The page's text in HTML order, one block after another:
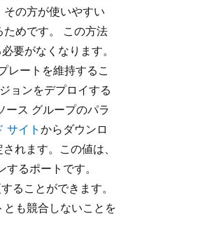
の方が使いやすい
めです。 この方法
要がなくなります。
レートを維持するこ
ョンをデプロイする
ース グループのパラ
サイトからダウンロ
れます。この値は、
るポートです。
ることができます。
も競合しないことを